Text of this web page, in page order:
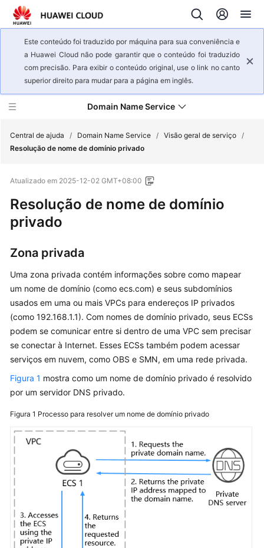
Este conteúdo foi traduzido por máquina para sua conveniência e
a Huawei Cloud não pode garantir que o conteúdo foi traduzido
com precisão. Para exibir o conteúdo original, use o link no canto
superior direito para mudar para a página em inglês.
Domain Name Service
geral
serviço
de
público
Infográficos
de
DNS
privado
que
é
DNS?
Resolução
nomes
Resolução
de
Central de ajuda / Domain Name Service / Visão geral de serviço /
Resolução de nome de domínio privado
Atualizado em 2025-12-02 GMT+08:00
Resolução de nome de domínio
privado
Zona privada
Uma zona privada contém informações sobre como mapear
um nome de domínio (como ecs.com) e seus subdomínios
usados em uma ou mais VPCs para endereços IP privados
(como 192.168.1.1). Com nomes de domínio privado, seus ECSs
podem se comunicar entre si dentro de uma VPC sem precisar
se conectar à Internet. Esses ECSs também podem acessar
serviços em nuvem, como OBS e SMN, em uma rede privada.
Figura 1 mostra como um nome de domínio privado é resolvido
por um servidor DNS privado.
Figura 1 Processo para resolver um nome de domínio privado